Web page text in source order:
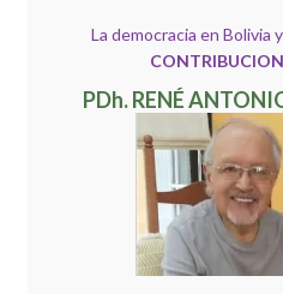
La democracia en Bolivia
PDh. RENÉ